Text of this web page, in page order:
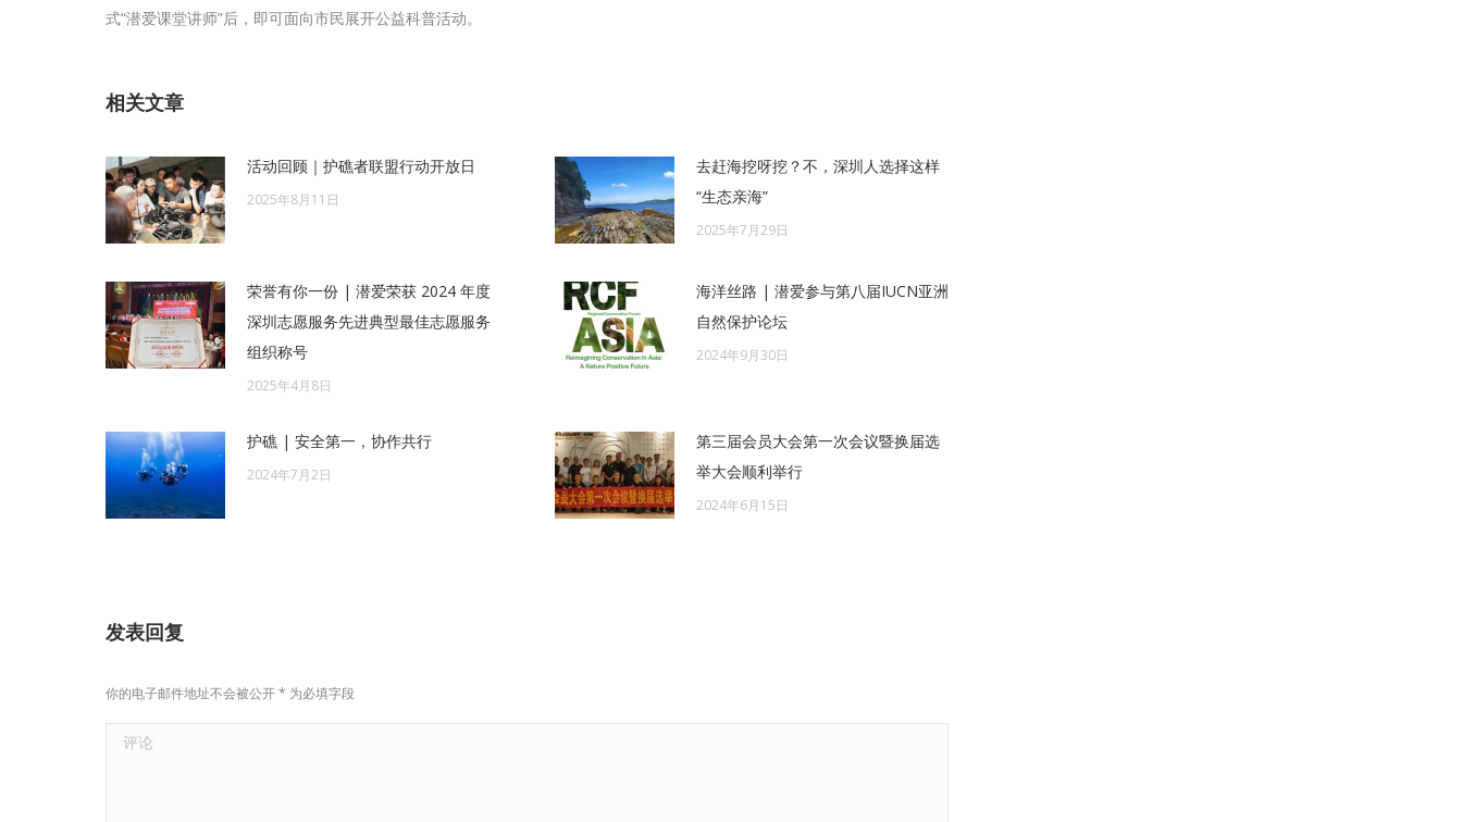
式“潜爱课堂讲师”后，即可面向市民展开公益科普活动。
相关文章
活动回顾｜护礁者联盟行动开放日
2025年8月11日
去赶海挖呀挖？不，深圳人选择这样
“生态亲海”
2025年7月29日
荣誉有你一份 | 潜爱荣获 2024 年度
深圳志愿服务先进典型最佳志愿服务
组织称号
2025年4月8日
海洋丝路 | 潜爱参与第八届IUCN亚洲
自然保护论坛
2024年9月30日
护礁 | 安全第一，协作共行
2024年7月2日
第三届会员大会第一次会议暨换届选
举大会顺利举行
2024年6月15日
发表回复
你的电子邮件地址不会被公开* 为必填字段
评论